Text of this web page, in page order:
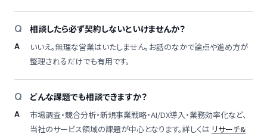
相談したら必ず契約しないといけませんか？
いいえ。無理な営業はいたしません。お話のなかで論点や進め方が
整理されるだけでも有用です。
どんな課題でも相談できますか？
市場調査・競合分析・新規事業戦略・AI/DX導入・業務効率化など、
当社のサービス領域の課題が中心となります。詳しくは リサーチ&